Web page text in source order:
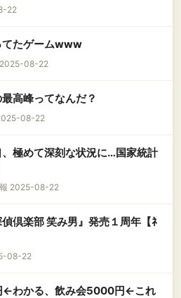
22
てたゲームwww
2025-08-22
高峰ってなんだ？
08-22
極めて深刻な状況に…国家統計
2025-08-22
偵倶楽部 笑み男』発売１周年【ﾈ
08-22
←わかる、飲み会5000円←これ